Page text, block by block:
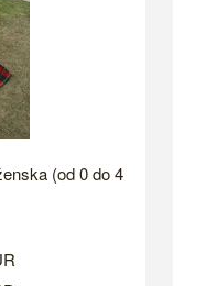
(od 0 do 4